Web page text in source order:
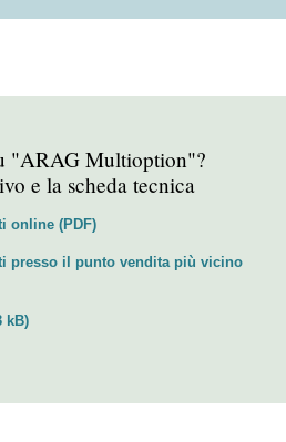
"ARAG Multioption"?
e la scheda tecnica
online (PDF)
presso il punto vendita più vicino
kB)